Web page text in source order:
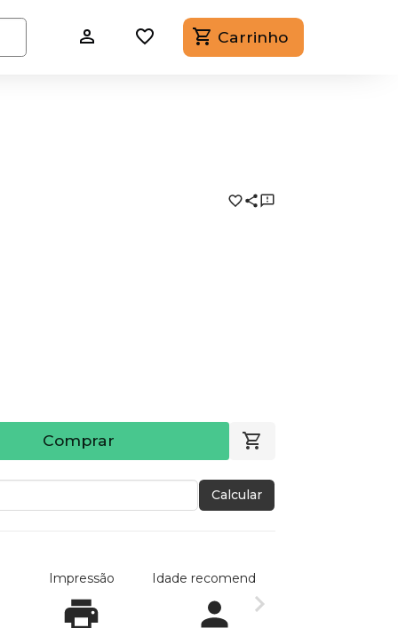
Carrinho
Comprar
Calcular
Impressão Idade recomendada